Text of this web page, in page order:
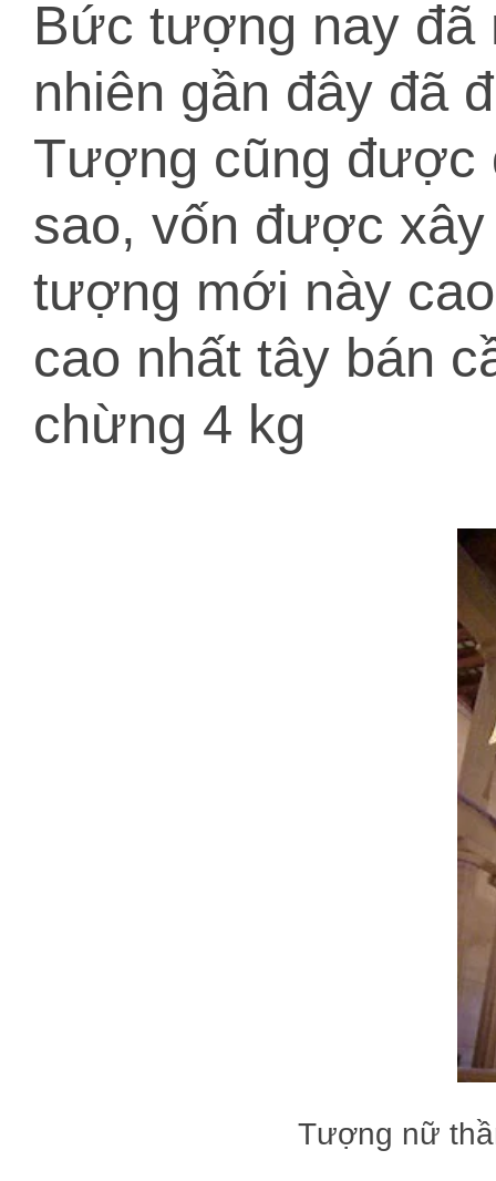
Bức tượng nay đã
nhiên gần đây đã
Tượng cũng được
sao, vốn được
tượng mới này
cao nhất tây bán
chừng 4 kg
Tượng nữ